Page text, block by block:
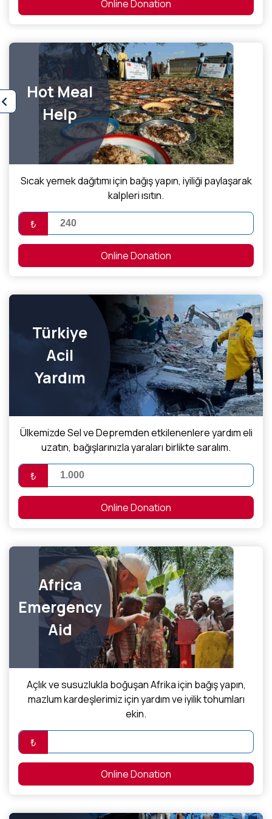
Online Donation
Hot Meal
Help
Sıcak yemek dağıtımı için bağış yapın, iyiliği paylaşarak
kalpleri ısıtın.
₺
Online Donation
Türkiye
Acil
Yardım
Ülkemizde Sel ve Depremden etkilenenlere yardım eli
uzatın, bağışlarınızla yaraları birlikte saralım.
₺
Online Donation
Africa
Emergency
Aid
Açlık ve susuzlukla boğuşan Afrika için bağış yapın,
mazlum kardeşlerimiz için yardım ve iyilik tohumları
ekin.
₺
Online Donation